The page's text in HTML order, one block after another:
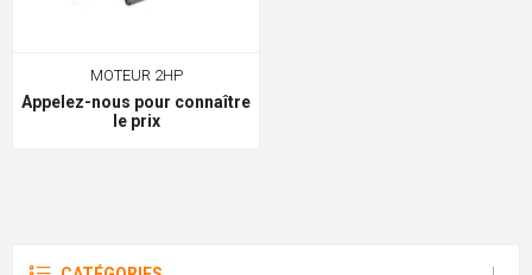
MOTEUR 2HP
Appelez-nous pour connaître
le prix